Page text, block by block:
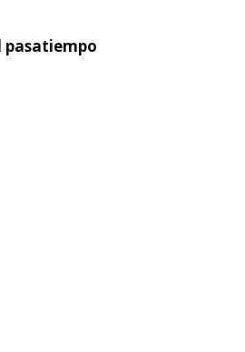
pasatiempo